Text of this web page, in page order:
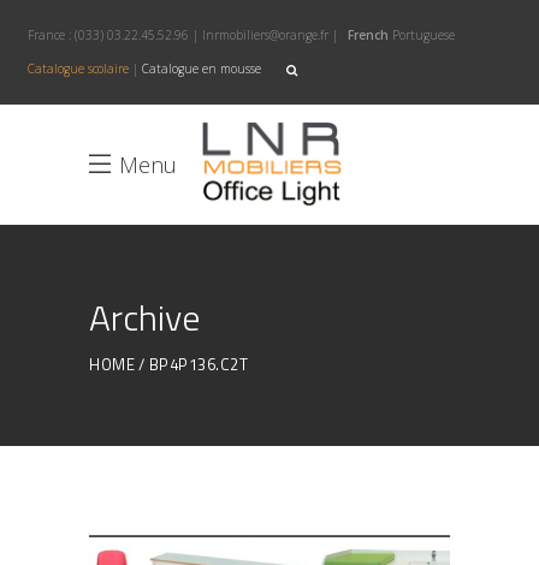
France : (033) 03.22.45.52.96 | lnrmobiliers@orange.fr | French Portuguese
Catalogue scolaire | Catalogue en mousse
Menu
Archive
HOME BP4P136.C2T